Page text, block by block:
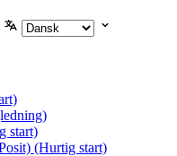
start)
(Hurtig start)